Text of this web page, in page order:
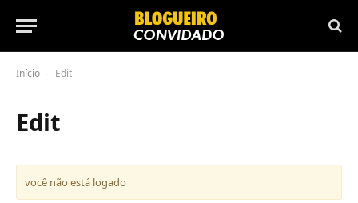
Início - Edit
Edit
você não está logado